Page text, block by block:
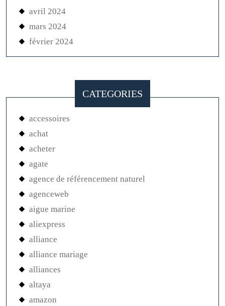
avril 2024
mars 2024
février 2024
CATEGORIES
accessoires
achat
acheter
agate
agence de référencement naturel
agenceweb
aigue marine
aliexpress
alliance
alliance mariage
alliances
altaya
amazon